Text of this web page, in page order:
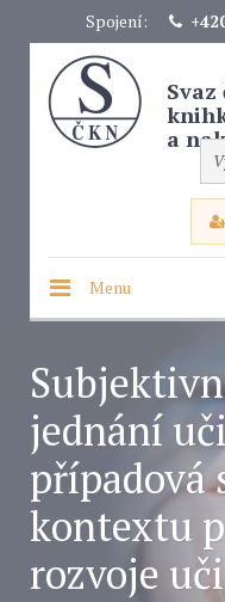
Spojení:
Svaz
a
Menu
jednání
případová
kontextu
rozvoje